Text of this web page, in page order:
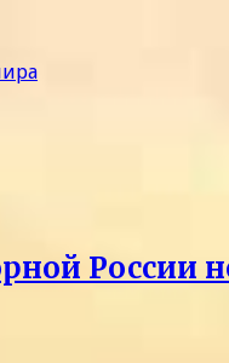
России